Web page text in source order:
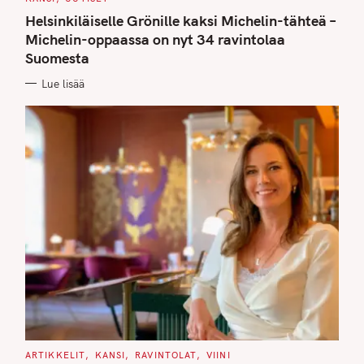
T
E
G
O
R
I
S
Helsinkiläiselle Grönille kaksi Michelin-tähteä –
Michelin-oppaassa on nyt 34 ravintolaa
Suomesta
Lue lisää
C
ARTIKKELIT KANSI RAVINTOLAT VIINI